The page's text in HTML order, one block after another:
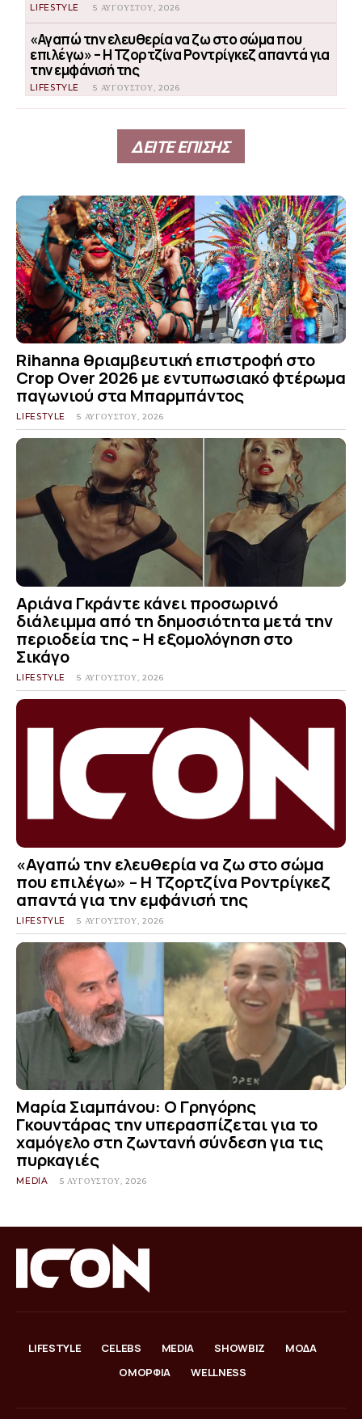
LIFESTYLE 5 ΑΥΓΟΎΣΤΟΥ, 2026
«Αγαπώ την ελευθερία να ζω στο σώμα που
επιλέγω» – Η Τζορτζίνα Ροντρίγκεζ απαντά για
την εμφάνισή της
LIFESTYLE 5 ΑΥΓΟΎΣΤΟΥ, 2026
ΔΕΙΤΕ ΕΠΙΣΗΣ
Rihanna θριαμβευτική επιστροφή στο
Crop Over 2026 με εντυπωσιακό φτέρωμα
παγωνιού στα Μπαρμπάντος
LIFESTYLE 5 ΑΥΓΟΎΣΤΟΥ, 2026
Αριάνα Γκράντε κάνει προσωρινό
διάλειμμα από τη δημοσιότητα μετά την
περιοδεία της – Η εξομολόγηση στο
Σικάγο
LIFESTYLE 5 ΑΥΓΟΎΣΤΟΥ, 2026
«Αγαπώ την ελευθερία να ζω στο σώμα
που επιλέγω» – Η Τζορτζίνα Ροντρίγκεζ
απαντά για την εμφάνισή της
LIFESTYLE 5 ΑΥΓΟΎΣΤΟΥ, 2026
Μαρία Σιαμπάνου: Ο Γρηγόρης
Γκουντάρας την υπερασπίζεται για το
χαμόγελο στη ζωντανή σύνδεση για τις
πυρκαγιές
MEDIA 5 ΑΥΓΟΎΣΤΟΥ, 2026
LIFESTYLE CELEBS MEDIA SHOWBIZ
ΜΟΔΑ
ΟΜΟΡΦΙΑ
WELLNESS